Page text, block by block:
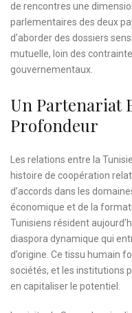
de rencontres une
parlementaires des deux
d’aborder des dossiers
mutuelle, loin des
gouvernementaux.
Un Partenariat
Profondeur
Les relations entre la
histoire de coopération
d’accords dans les
économique et de la
Tunisiens résident
diaspora dynamique qui
d’origine. Ce tissu humain
sociétés, et les institutions
en capitaliser le potentiel.